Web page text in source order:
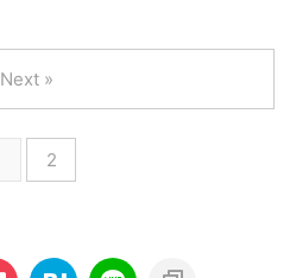
2
Next »